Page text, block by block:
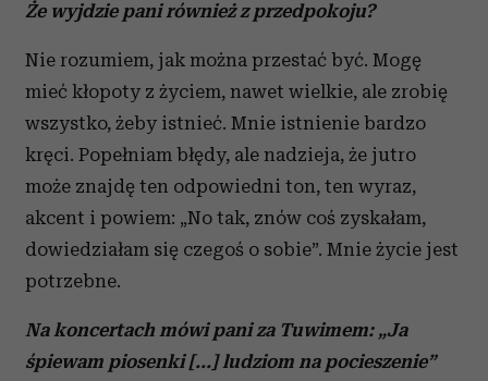
Że wyjdzie pani również z przedpokoju?
Nie rozumiem, jak można przestać być. Mogę
mieć kłopoty z życiem, nawet wielkie, ale zrobię
wszystko, żeby istnieć. Mnie istnienie bardzo
kręci. Popełniam błędy, ale nadzieja, że jutro
może znajdę ten odpowiedni ton, ten wyraz,
akcent i powiem: „No tak, znów coś zyskałam,
dowiedziałam się czegoś o sobie”. Mnie życie jest
potrzebne.
Na koncertach mówi pani za Tuwimem: „Ja
śpiewam piosenki [...] ludziom na pocieszenie”